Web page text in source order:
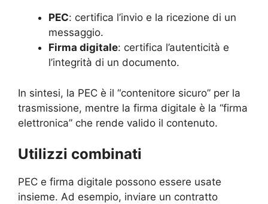
PEC: certifica l’invio e la ricezione di un
messaggio.
Firma digitale: certifica l’autenticità e
l’integrità di un documento.
In sintesi, la PEC è il “contenitore sicuro” per la
trasmissione, mentre la firma digitale è la “firma
elettronica” che rende valido il contenuto.
Utilizzi combinati
PEC e firma digitale possono essere usate
insieme. Ad esempio, inviare un contratto